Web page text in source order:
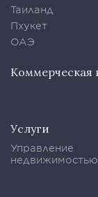
Таиланд
Пхукет
ОАЭ
Коммерческая
Услуги
Управление
недвижимостью